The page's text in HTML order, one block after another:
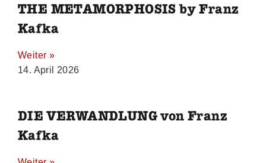
THE METAMORPHOSIS by Franz
Kafka
Weiter »
14. April 2026
DIE VERWANDLUNG von Franz
Kafka